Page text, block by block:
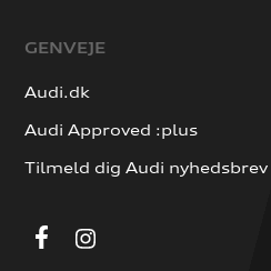
GENVEJE
Audi.dk
Audi Approved :plus
Tilmeld dig Audi nyhedsbrev